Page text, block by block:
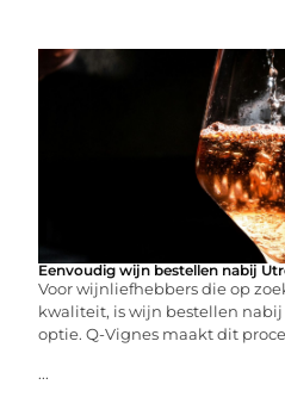
Eenvoudig wijn bestellen nabij
Voor wijnliefhebbers die op
kwaliteit, is wijn bestellen
optie. Q-Vignes maakt dit
...